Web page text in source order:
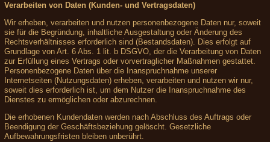
Verarbeiten von Daten (Kunden- und Vertragsdaten)
Wir erheben, verarbeiten und nutzen personenbezogene Daten nur, soweit
sie für die Begründung, inhaltliche Ausgestaltung oder Änderung des
Rechtsverhältnisses erforderlich sind (Bestandsdaten). Dies erfolgt auf
Grundlage von Art. 6 Abs. 1 lit. b DSGVO, der die Verarbeitung von Daten
zur Erfüllung eines Vertrags oder vorvertraglicher Maßnahmen gestattet.
Personenbezogene Daten über die Inanspruchnahme unserer
Internetseiten (Nutzungsdaten) erheben, verarbeiten und nutzen wir nur,
soweit dies erforderlich ist, um dem Nutzer die Inanspruchnahme des
Dienstes zu ermöglichen oder abzurechnen.
Die erhobenen Kundendaten werden nach Abschluss des Auftrags oder
Beendigung der Geschäftsbeziehung gelöscht. Gesetzliche
Aufbewahrungsfristen bleiben unberührt.